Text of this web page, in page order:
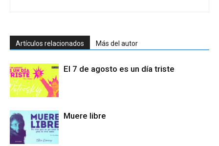
Artículos relacionados Más del autor
El 7 de agosto es un día triste
Muere libre